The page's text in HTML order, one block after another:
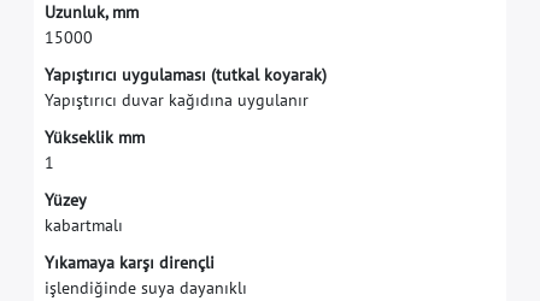
Uzunluk, mm
15000
Yapıştırıcı uygulaması (tutkal koyarak)
Yapıştırıcı duvar kağıdına uygulanır
Yükseklik mm
1
Yüzey
kabartmalı
Yıkamaya karşı dirençli
işlendiğinde suya dayanıklı